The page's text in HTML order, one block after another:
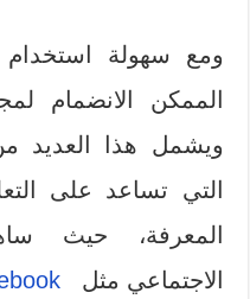
ومع سهولة استخدام
الممكن الانضمام
ويشمل هذا العديد
التي تساعد على
المعرفة، حيث
الاجتماعي مثل